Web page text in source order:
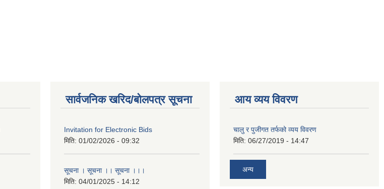
सार्वजनिक खरिद/बोलपत्र सूचना
Invitation for Electronic Bids
मिति: 01/02/2026 - 09:32
सूचना । सूचना ।। सूचना ।।।
मिति: 04/01/2025 - 14:12
आय व्यय विवरण
चालु र पुजीगत तर्फको व्यय विवरण
मिति: 06/27/2019 - 14:47
अन्य